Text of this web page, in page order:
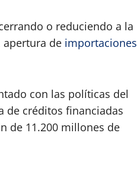
o reduciendo a la
de importaciones
con las políticas del
de créditos financiadas
de 11.200 millones de